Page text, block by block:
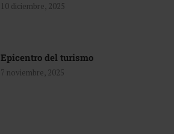
10 diciembre, 2025
Epicentro del turismo
7 noviembre, 2025